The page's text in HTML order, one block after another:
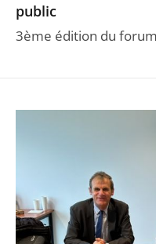
public
3ème édition du